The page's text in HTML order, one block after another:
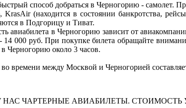
способ добраться в Черногорию - самолет.
KrasAir (находится в состоянии банкротства,
в Подгорицу и Тиват.
авиабилета в Черногорию зависит от
14 000 руб. При покупке билета обращайте
Черногорию около 3 часов.
времени между Москвой и Черногорией
ЧАРТЕРНЫЕ АВИАБИЛЕТЫ. СТОИМОСТЬ